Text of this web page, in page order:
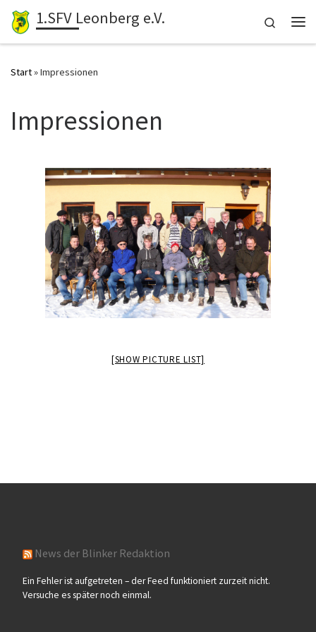
Zum Inhalt springen
1.SFV Leonberg e.V.
Search
Start»Impressionen
Impressionen
[SHOW PICTURE LIST]
News der Blinker Redaktion
Ein Fehler ist aufgetreten – der Feed funktioniert zurzeit nicht.
Versuche es später noch einmal.